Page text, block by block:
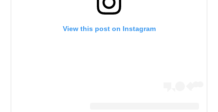
View this post on Instagram